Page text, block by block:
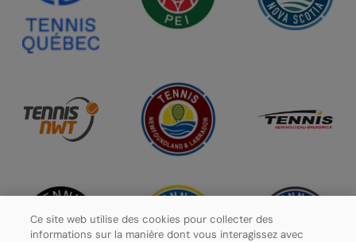
Ce site web utilise des cookies pour collecter des
informations sur la manière dont vous interagissez avec